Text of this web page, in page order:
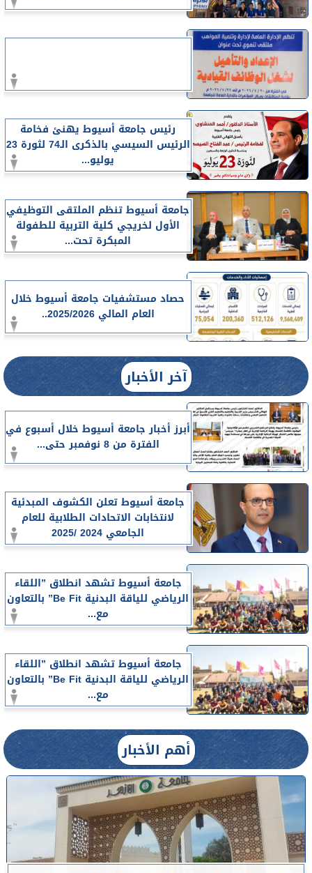
رئيس جامعة أسيوط يهنئ فخامة
الرئيس السيسي بالذكرى الـ74 لثورة 23
يوليو...
جامعة أسيوط تنظم الملتقى التوظيفي
الأول لخريجي كلية التربية للطفولة
المبكرة تحت...
حصاد مستشفيات جامعة أسيوط خلال
العام المالي 2025/2026..
آخر الأخبار
أبرز أخبار جامعة أسيوط خلال أسبوع في
الفترة من 8 نوفمبر حتى...
جامعة أسيوط تعلن الكشوف المبدئية
لانتخابات الاتحادات الطلابية للعام
الجامعي 2024 /2025
جامعة أسيوط تشهد انطلاق ”اللقاء
الرياضي للياقة البدنية Be Fit” بالتعاون
مع...
جامعة أسيوط تشهد انطلاق ”اللقاء
الرياضي للياقة البدنية Be Fit” بالتعاون
مع...
أهم الأخبار